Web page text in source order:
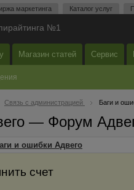
маркетинга Каталог услуг
№1
Магазин статей Сервис
Связь с администрацией Баги и
— Форум
и ошибки Адвего
счет